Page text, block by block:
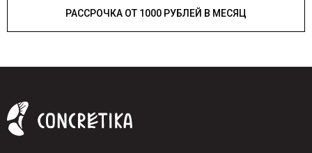
РАССРОЧКА ОТ 1000 РУБЛЕЙ В МЕСЯЦ